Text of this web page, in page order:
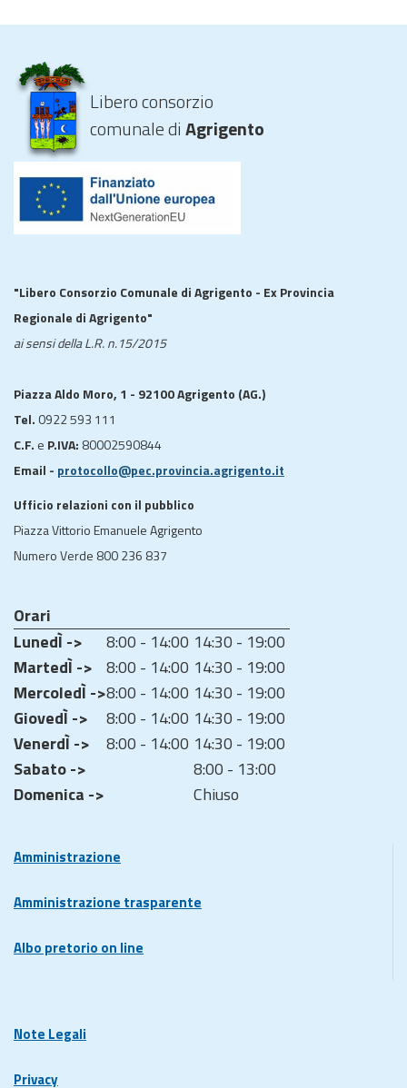
Libero consorzio
comunale diAgrigento
"Libero Consorzio Comunale di Agrigento - Ex Provincia
Regionale di Agrigento"
ai sensi della L.R. n.15/2015
Piazza Aldo Moro, 1 - 92100 Agrigento (AG.)
Tel. 0922 593 111
C.F. e P.IVA: 80002590844
Email - protocollo@pec.provincia.agrigento.it
Ufficio relazioni con il pubblico
Piazza Vittorio Emanuele Agrigento
Numero Verde 800 236 837
Orari
LunedÌ ->
8:00 - 14:00 14:30 - 19:00
MartedÌ -> 8:00 - 14:00 14:30 - 19:00
MercoledÌ ->8:00 - 14:00 14:30 - 19:00
GiovedÌ ->
8:00 - 14:00 14:30 - 19:00
VenerdÌ ->
8:00 - 14:00 14:30 - 19:00
Sabato ->
8:00 - 13:00
Domenica ->
Chiuso
Amministrazione
Amministrazione trasparente
Albo pretorio on line
Note Legali
Privacy